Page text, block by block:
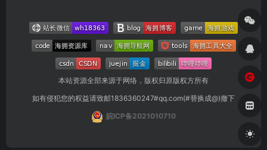
本站资源全部来源于网络，版权归原版权方所有
如有侵犯您的权益请致邮1836360247#qq.com(#替换成@)撤下
皖ICP备2021010710